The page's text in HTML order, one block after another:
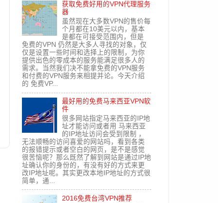
获取免费好用的VPN代理服务
器
虽然现在大多数VPN的售价每
个月都在10美元以内，基本
是都在可接受范围内，但是
免费的VPN 仍然是大多人寻找的对象，仅
仅是设置一些时间和选择上的限制，为你
提供出色的零成本的服务能满足很多人的
需求。当然我们决不能拿免费的VPN服务
和付费的VPN服务来相提并论。今天介绍
的 免费VP...
最好用的免费马来西亚VPN软
件
很多网站指定马来西亚的IP地
址才能访问或者用 马来西亚
的IP地址访问会受到限制 ，
无法顺畅的访问喜爱的网站吗，看到各类
的报错提示或者空白的网页，是不是感觉
很苦恼呢？那么既然了解到网站是通过IP地
址确认你的身份的，有没有好的方式来更
改IP地址呢。其实更改本地IP地址的方式很
简单，通...
2016免费台湾VPN推荐